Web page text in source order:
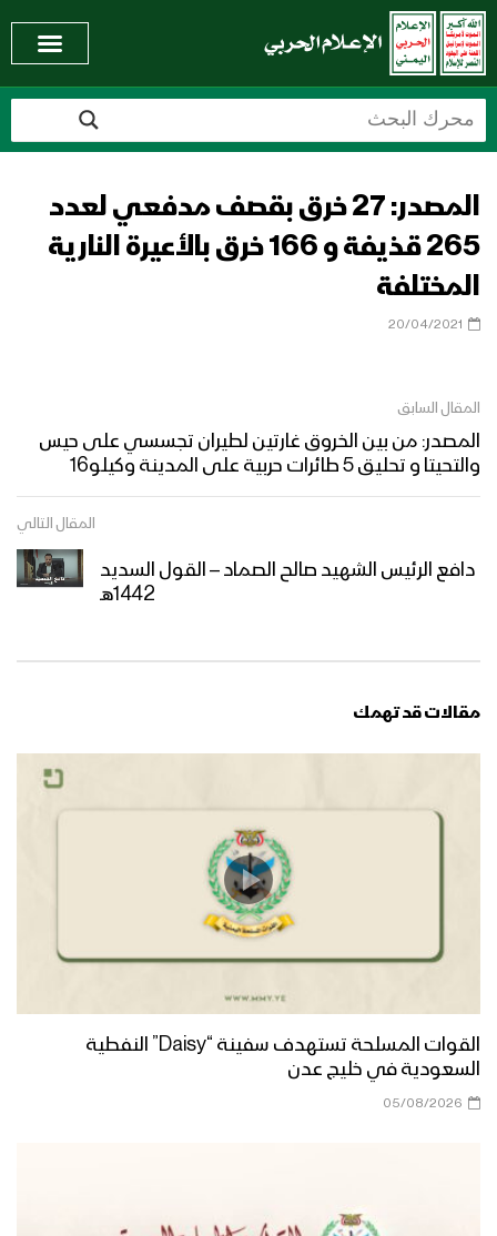
المصدر: 27 خرق بقصف مدفعي لعدد
265 قذيفة و 166 خرق بالأعيرة النارية
المختلفة
20/04/2021
المقال السابق
المصدر: من بين الخروق غارتين لطيران تجسسي على حيس
والتحيتا و تحليق 5 طائرات حربية على المدينة وكيلو16
المقال التالي
دافع الرئيس الشهيد صالح الصماد – القول السديد
1442هـ
مقالات قد تهمك
القوات المسلحة تستهدف سفينة “Daisy” النفطية
السعودية في خليج عدن
05/08/2026